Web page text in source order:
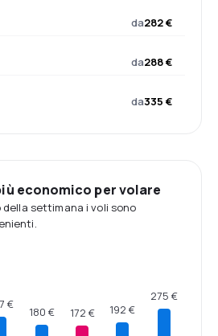
da282 €
da288 €
da335 €
economico per volare
settimana i voli sono
€
180 € 172 € 192 €
275 €